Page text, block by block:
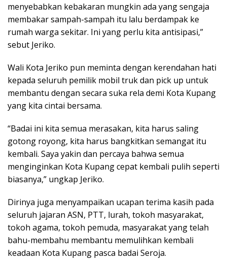
menyebabkan kebakaran mungkin ada yang sengaja
membakar sampah-sampah itu lalu berdampak ke
rumah warga sekitar. Ini yang perlu kita antisipasi,”
sebut Jeriko.
Wali Kota Jeriko pun meminta dengan kerendahan hati
kepada seluruh pemilik mobil truk dan pick up untuk
membantu dengan secara suka rela demi Kota Kupang
yang kita cintai bersama.
“Badai ini kita semua merasakan, kita harus saling
gotong royong, kita harus bangkitkan semangat itu
kembali. Saya yakin dan percaya bahwa semua
menginginkan Kota Kupang cepat kembali pulih seperti
biasanya,” ungkap Jeriko.
Dirinya juga menyampaikan ucapan terima kasih pada
seluruh jajaran ASN, PTT, lurah, tokoh masyarakat,
tokoh agama, tokoh pemuda, masyarakat yang telah
bahu-membahu membantu memulihkan kembali
keadaan Kota Kupang pasca badai Seroja.